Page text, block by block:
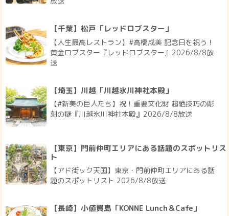
【千葉】松戸「レッドロブスター」
【人生最高レストラン】#高橋成美 記念日を祝う！
黄金ロブスター『レッドロブスター』2026/8/8放
送
【埼玉】川越「川越氷川神社本殿」
【#新美の巨人たち】祝！重要文化財 超絶技巧の彫
刻の謎『川越氷川神社本殿』2026/8/8放送
【東京】門前仲町エリアにある話題のスポットリス
ト
【アド街ック天国】東京・門前仲町エリアにある話
題のスポットリスト 2026/8/8放送
【長崎】小値賀島「KONNE Lunch＆Cafe」